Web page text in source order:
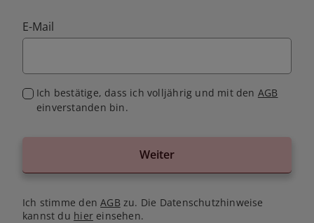
E-Mail
Ich bestätige, dass ich volljährig und mit den AGB
einverstanden bin.
Weiter
Ich stimme denAGB zu. Die Datenschutzhinweise
kannst du hiereinsehen.